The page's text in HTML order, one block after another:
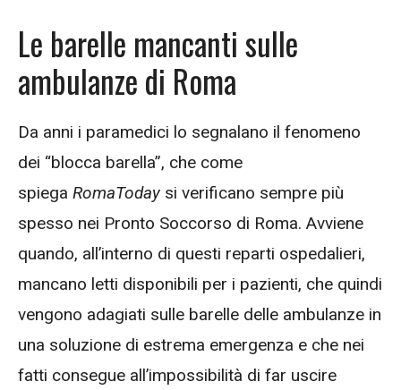
Le barelle mancanti sulle
ambulanze di Roma
Da anni i paramedici lo segnalano il fenomeno
dei “blocca barella”, che come
spiega RomaToday si verificano sempre più
spesso nei Pronto Soccorso di Roma. Avviene
quando, all’interno di questi reparti ospedalieri,
mancano letti disponibili per i pazienti, che quindi
vengono adagiati sulle barelle delle ambulanze in
una soluzione di estrema emergenza e che nei
fatti consegue all’impossibilità di far uscire